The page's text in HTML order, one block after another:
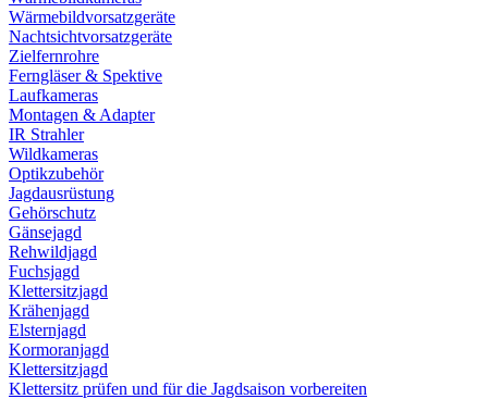
Wärmebildvorsatzgeräte
Nachtsichtvorsatzgeräte
Zielfernrohre
Ferngläser & Spektive
Laufkameras
Montagen & Adapter
IR Strahler
Wildkameras
Optikzubehör
Jagdausrüstung
Gehörschutz
Gänsejagd
Rehwildjagd
Fuchsjagd
Klettersitzjagd
Krähenjagd
Elsternjagd
Kormoranjagd
Klettersitzjagd
Klettersitz prüfen und für die Jagdsaison vorbereiten